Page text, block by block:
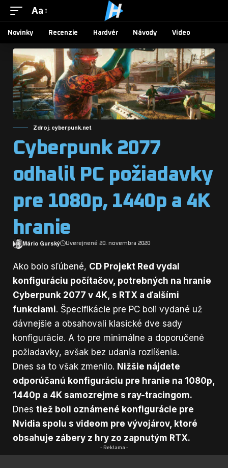
Aa
Novinky Recenzie Hardvér Návody Video
Zdroj: cyberpunk.net
Cyberpunk 2077
odhalil PC požiadavky
pre 1080p, 1440p a 4K
hranie
Mário Gurský Uverejnené 20. novembra 2020
Ako bolo sľúbené, CD Projekt Red vydal
konfiguráciu počítačov, potrebných na hranie
Cyberpunk 2077 v 4K, s RTX a ďalšími
funkciami. Špecifikácie pre PC boli vydané už
dávnejšie a obsahovali klasické dve sady
konfigurácie. A to pre minimálne a doporučené
požiadavky, avšak bez udania rozlíšenia.
Dnes sa to však zmenilo. Nižšie nájdete
odporúčanú konfiguráciu pre hranie na 1080p,
1440p a 4K samozrejme s ray-tracingom.
Dnes tiež boli oznámené konfigurácie pre
Nvidia spolu s videom pre vývojárov, ktoré
obsahuje zábery z hry zo zapnutým RTX.
- Reklama -